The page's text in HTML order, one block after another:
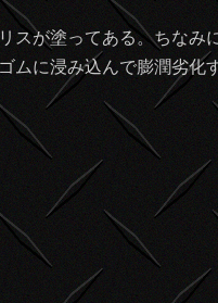
スが塗ってある。ちな
に浸み込んで膨潤劣化す